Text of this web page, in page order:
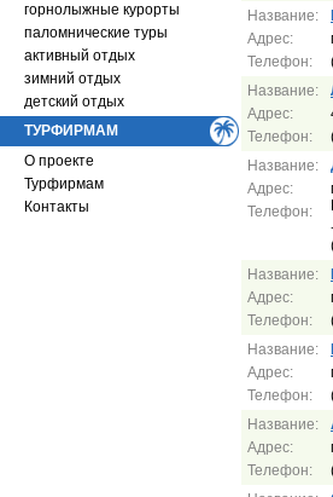
горнолыжные курорты
паломнические туры
активный отдых
зимний отдых
детский отдых
ТУРФИРМАМ
О проекте
Турфирмам
Контакты
Название:
Адрес:
Телефон:
Название:
Адрес:
Телефон:
Название:
Адрес:
Телефон:
Название:
Адрес:
Телефон:
Название:
Адрес:
Телефон:
Название:
Адрес:
Телефон: